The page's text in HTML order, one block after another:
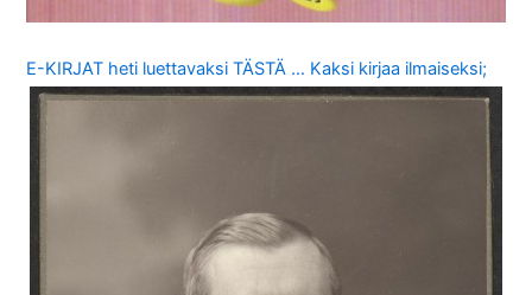
E-KIRJAT heti luettavaksi TÄSTÄ … Kaksi kirjaa ilmaiseksi;